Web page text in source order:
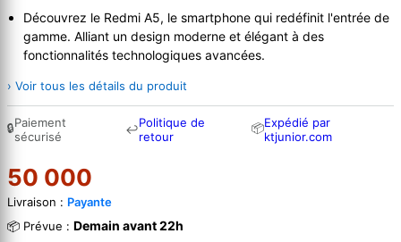
Découvrez le Redmi A5, le smartphone qui redéfinit l'entrée de
gamme. Alliant un design moderne et élégant à des
fonctionnalités technologiques avancées.
› Voir tous les détails du produit
🔒Paiement
sécurisé
↩Politique de
retour
📦Expédié par
ktjunior.com
50 000
Livraison : Payante
📦 Prévue : Demain avant 22h